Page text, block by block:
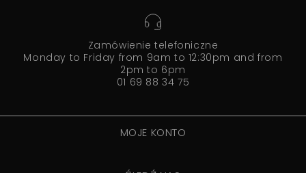
Zamówienie telefoniczne
Monday to Friday from 9am to 12:30pm and from
2pm to 6pm
01 69 88 34 75
MOJE KONTO